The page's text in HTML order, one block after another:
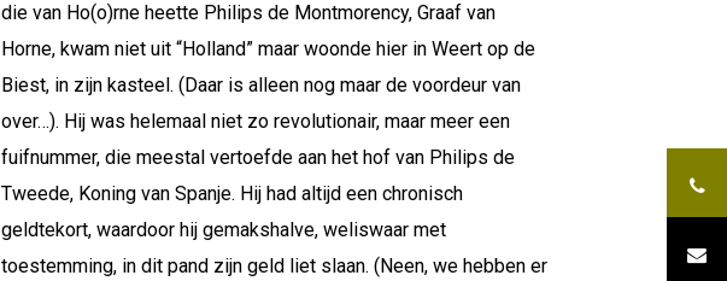
die van Ho(o)rne heette Philips de Montmorency, Graaf van
Horne, kwam niet uit “Holland” maar woonde hier in Weert op de
Biest, in zijn kasteel. (Daar is alleen nog maar de voordeur van
over…). Hij was helemaal niet zo revolutionair, maar meer een
fuifnummer, die meestal vertoefde aan het hof van Philips de
Tweede, Koning van Spanje. Hij had altijd een chronisch
geldtekort, waardoor hij gemakshalve, weliswaar met
toestemming, in dit pand zijn geld liet slaan. (Neen, we hebben er